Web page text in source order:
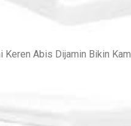
Abis Dijamin Bikin